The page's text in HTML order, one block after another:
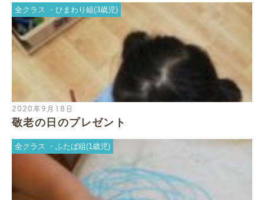
全クラス ひまわり組(3歳児)
2020年9月18日
敬老の日のプレゼント
全クラス ふたば組(1歳児)